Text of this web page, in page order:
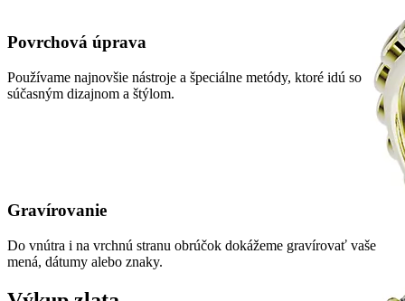
Povrchová úprava
Používame najnovšie nástroje a špeciálne metódy, ktoré idú so
súčasným dizajnom a štýlom.
Gravírovanie
Do vnútra i na vrchnú stranu obrúčok dokážeme gravírovať vaše
mená, dátumy alebo znaky.